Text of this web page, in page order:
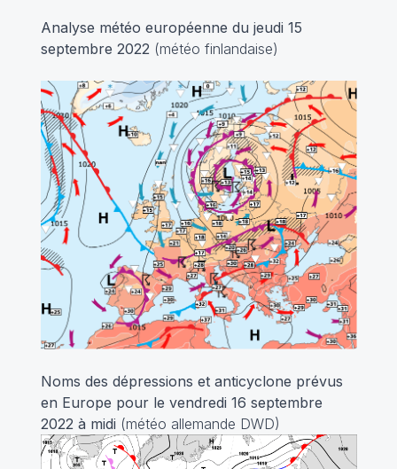
Analyse météo européenne du jeudi 15
septembre 2022 (météo finlandaise)
Noms des dépressions et anticyclone prévus
en Europe pour le vendredi 16 septembre
2022 à midi (météo allemande DWD)